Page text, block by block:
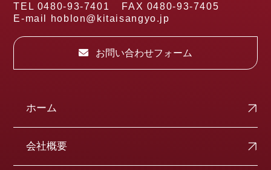
TEL 0480-93-7401
FAX 0480-93-7405
E-mail hoblon@kitaisangyo.jp
お問い合わせフォーム
ホーム
会社概要